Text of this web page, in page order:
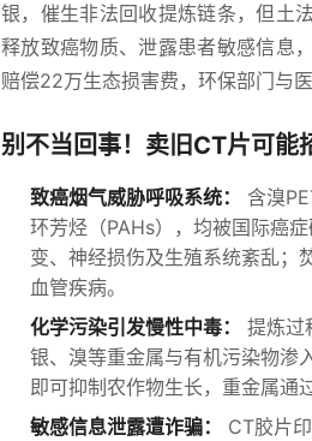
银，催生非法回收提炼链条，但土
释放致癌物质、泄露患者敏感信息
赔偿22万生态损害费，环保部门与
别不当回事！卖旧CT片可能
致癌烟气威胁呼吸系统：
含溴
环芳烃（PAHs），均被国际癌
变、神经损伤及生殖系统紊乱；
血管疾病。
化学污染引发慢性中毒：
提炼过
银、溴等重金属与有机污染物渗
即可抑制农作物生长，重金属通
敏感信息泄露遭诈骗：
CT胶片